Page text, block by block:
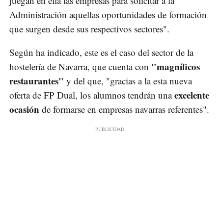
Administración aquellas oportunidades de formación
que surgen desde sus respectivos sectores".
Según ha indicado, este es el caso del sector de la
hostelería de Navarra, que cuenta con "magníficos
restaurantes" y del que, "gracias a la esta nueva
oferta de FP Dual, los alumnos tendrán unaexcelente
ocasión de formarse en empresas navarras referentes".